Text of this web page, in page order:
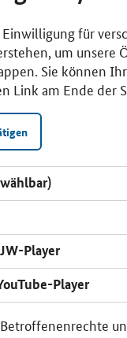
für
um
Sie können
Link am Ende der
Player
Player